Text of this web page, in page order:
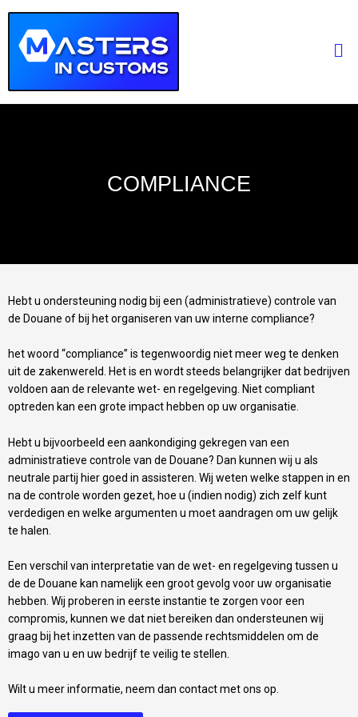
inhoud
COMPLIANCE
Hebt u ondersteuning nodig bij een (administratieve) controle van
de Douane of bij het organiseren van uw interne compliance?
het woord “compliance” is tegenwoordig niet meer weg te denken
uit de zakenwereld. Het is en wordt steeds belangrijker dat bedrijven
voldoen aan de relevante wet- en regelgeving. Niet compliant
optreden kan een grote impact hebben op uw organisatie.
Hebt u bijvoorbeeld een aankondiging gekregen van een
administratieve controle van de Douane? Dan kunnen wij u als
neutrale partij hier goed in assisteren. Wij weten welke stappen in en
na de controle worden gezet, hoe u (indien nodig) zich zelf kunt
verdedigen en welke argumenten u moet aandragen om uw gelijk
te halen.
Een verschil van interpretatie van de wet- en regelgeving tussen u
de de Douane kan namelijk een groot gevolg voor uw organisatie
hebben. Wij proberen in eerste instantie te zorgen voor een
compromis, kunnen we dat niet bereiken dan ondersteunen wij
graag bij het inzetten van de passende rechtsmiddelen om de
imago van u en uw bedrijf te veilig te stellen.
Wilt u meer informatie, neem dan contact met ons op.